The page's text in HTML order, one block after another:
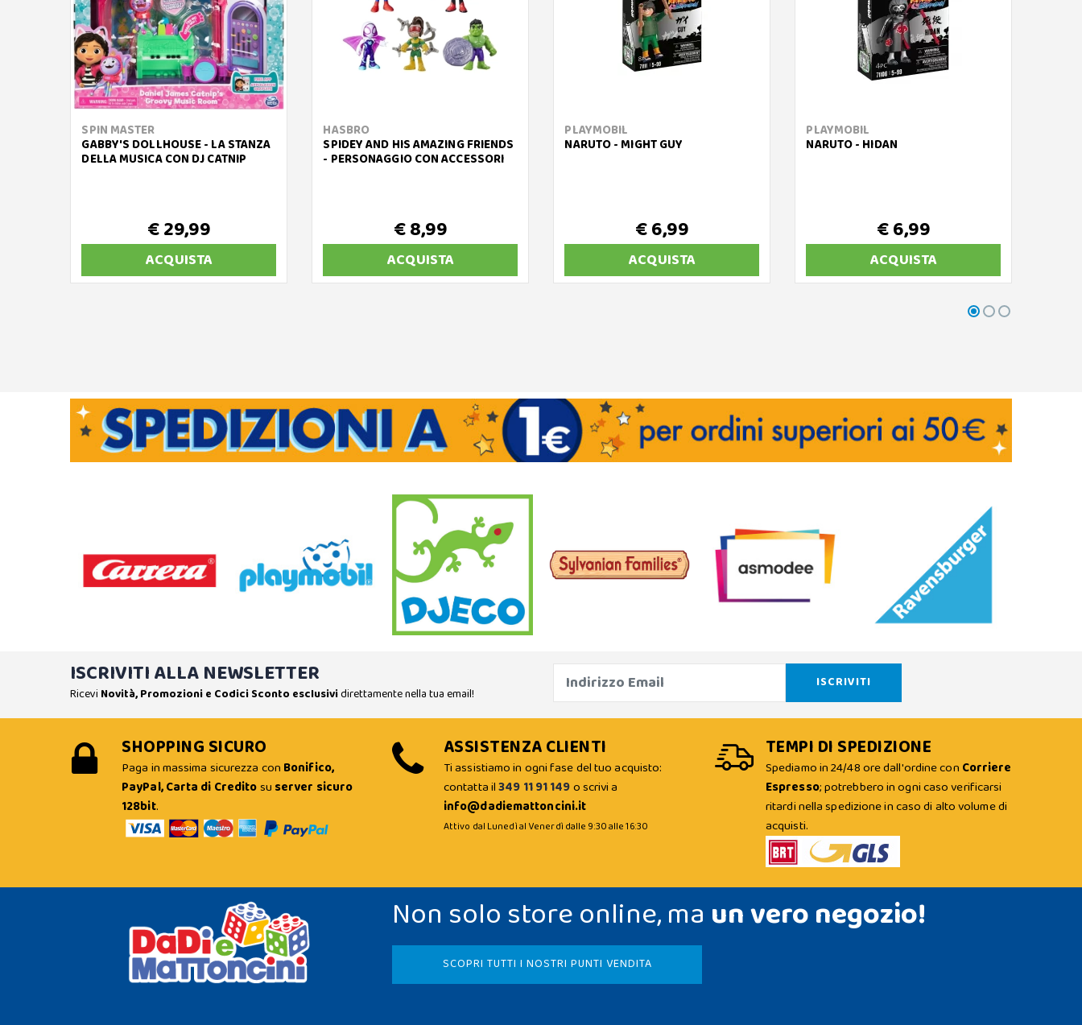
SPIN MASTER
GABBY'S DOLLHOUSE - LA STANZA
DELLA MUSICA CON DJ CATNIP
€ 29,99
ACQUISTA
HASBRO
SPIDEY AND HIS AMAZING FRIENDS
- PERSONAGGIO CON ACCESSORI
€ 8,99
ACQUISTA
PLAYMOBIL
NARUTO - MIGHT GUY
€ 6,99
ACQUISTA
PLAYMOBIL
NARUTO - HIDAN
€ 6,99
ACQUISTA
ISCRIVITI ALLA NEWSLETTER
Ricevi Novità, Promozioni e Codici Sconto esclusividirettamente nella tua email!
SHOPPING SICURO
Paga in massima sicurezza con Bonifico,
PayPal, Carta di Creditosu server sicuro
128bit.
ASSISTENZA CLIENTI
Ti assistiamo in ogni fase del tuo acquisto:
contatta il349 11 91 149o scrivi a
info@dadiemattoncini.it
Attivo dal Lunedì al Venerdì dalle 9:30 alle 16:30
TEMPI DI SPEDIZIONE
Spediamo in 24/48 ore dall'ordine con Corriere
Espresso; potrebbero in ogni caso verificarsi
ritardi nella spedizione in caso di alto volume di
acquisti.
Non solo store online, ma un vero negozio!
SCOPRI TUTTI I NOSTRI PUNTI VENDITA